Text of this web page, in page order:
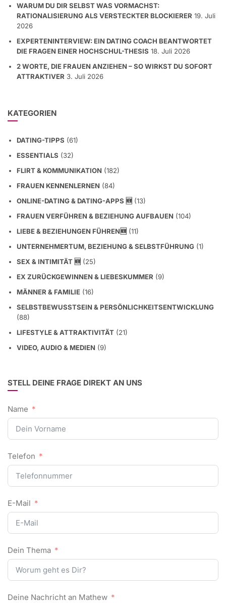
WARUM DU DIR SELBST WAS VORMACHST:
RATIONALISIERUNG ALS VERSTECKTER BLOCKIERER 19. Juli
2026
EXPERTENINTERVIEW: EIN DATING COACH BEANTWORTET
DIE FRAGEN EINER HOCHSCHUL-THESIS 18. Juli 2026
2 WORTE, DIE FRAUEN ANZIEHEN – SO WIRKST DU SOFORT
ATTRAKTIVER 3. Juli 2026
KATEGORIEN
DATING-TIPPS (61)
ESSENTIALS (32)
FLIRT & KOMMUNIKATION (182)
FRAUEN KENNENLERNEN (84)
ONLINE-DATING & DATING-APPS 🆕 (13)
FRAUEN VERFÜHREN & BEZIEHUNG AUFBAUEN (104)
LIEBE & BEZIEHUNGEN FÜHREN🆕 (11)
UNTERNEHMERTUM, BEZIEHUNG & SELBSTFÜHRUNG (1)
SEX & INTIMITÄT 🆕 (25)
EX ZURÜCKGEWINNEN & LIEBESKUMMER (9)
MÄNNER & FAMILIE (16)
SELBSTBEWUSSTSEIN & PERSÖNLICHKEITSENTWICKLUNG
(88)
LIFESTYLE & ATTRAKTIVITÄT (21)
VIDEO, AUDIO & MEDIEN (9)
STELL DEINE FRAGE DIREKT AN UNS
Name
Telefon
E-Mail
Dein Thema
Deine Nachricht an Mathew